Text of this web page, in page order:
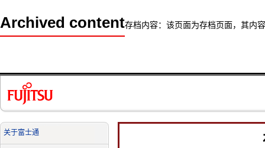
Archived content存档内容：该页面为存档页面，其内
关于富士通